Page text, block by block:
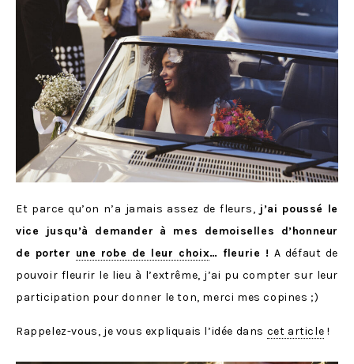
Et parce qu’on n’a jamais assez de fleurs, j’ai poussé le
vice jusqu’à demander à mes demoiselles d’honneur
de porter une robe de leur choix… fleurie ! A défaut de
pouvoir fleurir le lieu à l’extrême, j’ai pu compter sur leur
participation pour donner le ton, merci mes copines ;)
Rappelez-vous, je vous expliquais l’idée dans cet article !